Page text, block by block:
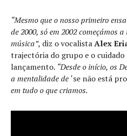
“Mesmo que o nosso primeiro
de 2000, só em 2002 começámos
música”, diz o vocalistaAlex
trajectória do grupo e o cuidado
lançamento. “Desde o início, os
a mentalidade de ‘se não está
em tudo o que criamos.